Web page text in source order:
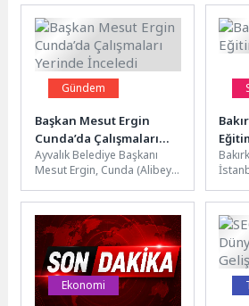
Gündem
Başkan Mesut Ergin
Cunda’da Çalışmaları
Yerinde İnceledi
Ayvalık Belediye Başkanı
Mesut Ergin, Cunda (Alibey)
üyeleri ve birim amirleriyle
birlikte...
Yeni
Ekonomi